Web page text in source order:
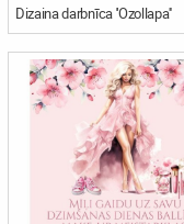
Dizaina darbnīca ''Ozollapa''